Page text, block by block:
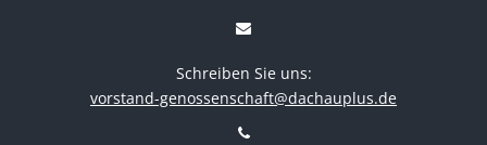
Schreiben Sie uns:
vorstand-genossenschaft@dachauplus.de